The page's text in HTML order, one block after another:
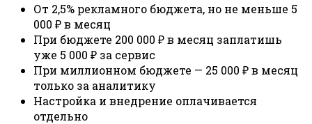
От 2,5% рекламного бюджета, но не меньше 5
000 ₽ в месяц
При бюджете 200 000 ₽ в месяц заплатишь
уже 5 000 ₽ за сервис
При миллионном бюджете — 25 000 ₽ в месяц
только за аналитику
Настройка и внедрение оплачивается
отдельно